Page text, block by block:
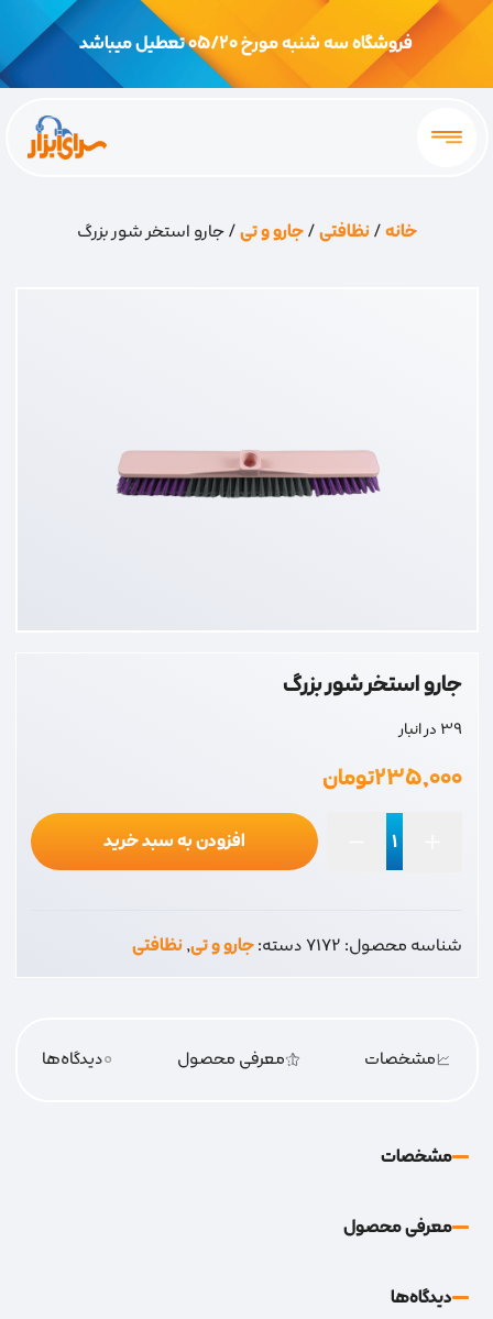
فروشگاه سه شنبه مورخ 05/20 تعطیل میباشد
خانه/نظافتی/جارو و تی/ جارو استخر شور بزرگ
جارو استخر شور بزرگ
39 در انبار
۲۳۵,۰۰۰تومان
بزرگ
افزودن به سبد خرید
شناسه محصول:7172دسته:جارو و تی,نظافتی
مشخصات معرفی محصول 0دیدگاه‌‌ها
مشخصات
معرفی محصول
دیدگاه‌‌ها